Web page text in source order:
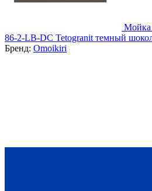
Мойка
86-2-LB-DC Tetogranit темный
Бренд: Omoikiri